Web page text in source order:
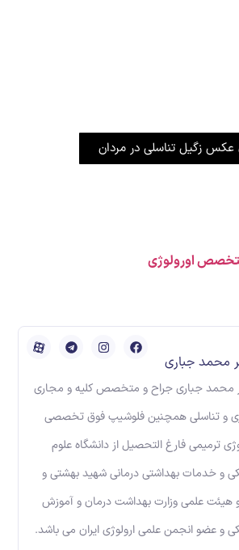
عکس زگیل تناسلی در مردان
اورولوژی
محمد جباری
محمد جباری جراح و متخصص کلیه و مجاری
و تناسلی همچنین فلوشیپ فوق تخصصی
ترمیمی فارغ التحصیل از دانشگاه علوم
و خدمات بهداشتی درمانی شهید بهشتی و
هیئت علمی وزارت بهداشت درمان و آموزش
و عضو انجمن علمی ارولوژی ایران می باشد.